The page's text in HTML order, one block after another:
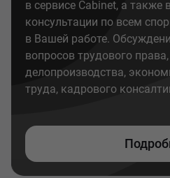
в сервисе Cabinet, а также
консультации по всем
в Вашей работе.
вопросов трудового
делопроизводства,
труда, кадрового